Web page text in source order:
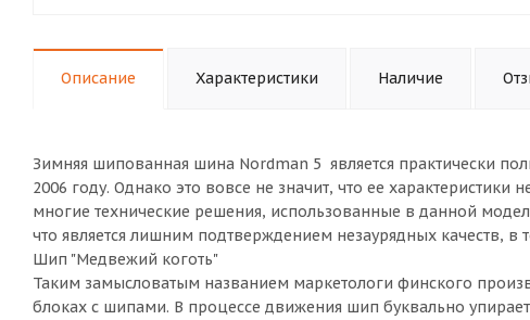
Описание Характеристики Наличие
Зимняя шипованная шина Nordman 5 является практически
2006 году. Однако это вовсе не значит, что ее
многие технические решения, использованные в данной
что является лишним подтверждением незаурядных качеств, в
Шип "Медвежий коготь"
Таким замысловатым названием маркетологи финского
блоках с шипами. В процессе движения шип буквально